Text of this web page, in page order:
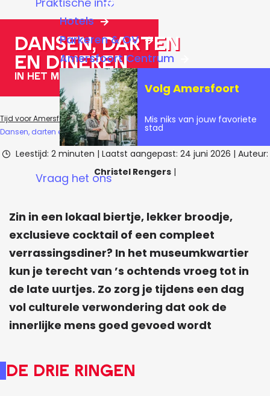
Hotels
Parkeren & OV
Amersfoort Centrum
Volg Amersfoort
Mis niks van jouw favoriete
stad
Vraag het ons
Dansen, darten
en dineren
in het museumkwartier
Tijd voor Amersfoort Blogs
Inspiratie & tips
Dansen, darten en dineren in het museumkwartier
Leestijd: 2 minuten | Laatst aangepast: 24 juni 2026 | Auteur:
Christel Rengers |
Zin in een lokaal biertje, lekker broodje,
exclusieve cocktail of een compleet
verrassingsdiner? In het museumkwartier
kun je terecht van ’s ochtends vroeg tot in
de late uurtjes. Zo zorg je tijdens een dag
vol culturele verwondering dat ook de
innerlijke mens goed gevoed wordt
De Drie Ringen